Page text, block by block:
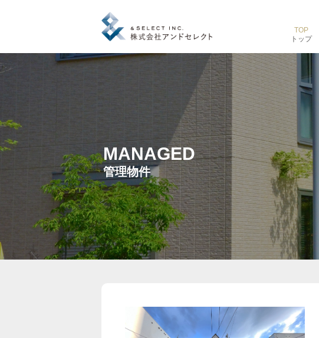
TOP
トップ
MANAGED
管理物件